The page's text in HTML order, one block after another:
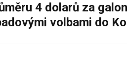
4 dolarů za
volbami do